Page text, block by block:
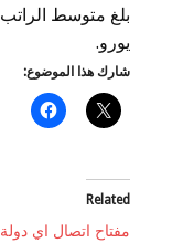
يورو.
شارك هذا الموضوع:
Related
مفتاح اتصال اي دولة